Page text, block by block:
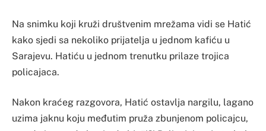
Na snimku koji kruži društvenim mrežama vidi se Hatić
kako sjedi sa nekoliko prijatelja u jednom kafiću u
Sarajevu. Hatiću u jednom trenutku prilaze trojica
policajaca.
Nakon kraćeg razgovora, Hatić ostavlja nargilu, lagano
uzima jaknu koju međutim pruža zbunjenom policajcu,